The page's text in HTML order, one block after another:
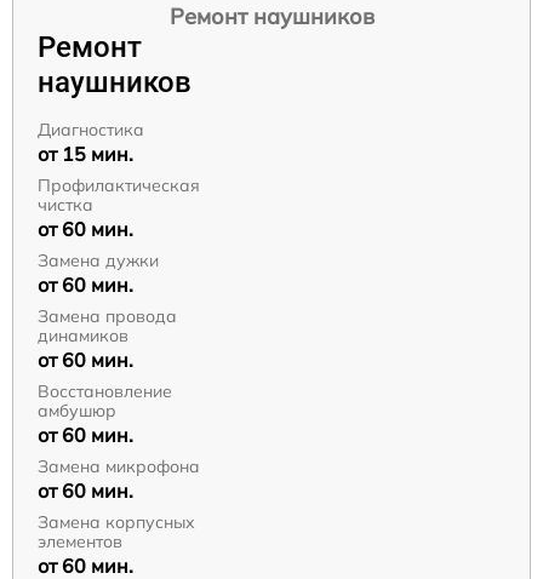
Ремонт наушников
Ремонт
наушников
Диагностика
от 15 мин.
Профилактическая
чистка
от 60 мин.
Замена дужки
от 60 мин.
Замена провода
динамиков
от 60 мин.
Восстановление
амбушюр
от 60 мин.
Замена микрофона
от 60 мин.
Замена корпусных
элементов
от 60 мин.